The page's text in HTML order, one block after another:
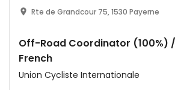
Rte de Grandcour 75, 1530 Payerne
Off-Road Coordinator (100%) /
French
Union Cycliste Internationale